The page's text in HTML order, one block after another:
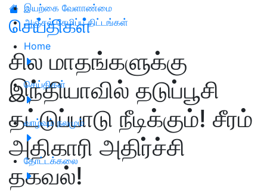
இயற்கை வேளாண்மை
அஞ்சல் சேமிப்பு திட்டங்கள்
Home
செய்திகள்
வாழ்வும் நலமும்
தோட்டக்கலை
செய்திகள்
சில மாதங்களுக்கு
இந்தியாவில் தடுப்பூசி
தட்டுப்பாடு நீடிக்கும்! சீரம்
அதிகாரி அதிர்ச்சி
தகவல்!